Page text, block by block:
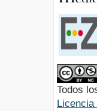
Todos